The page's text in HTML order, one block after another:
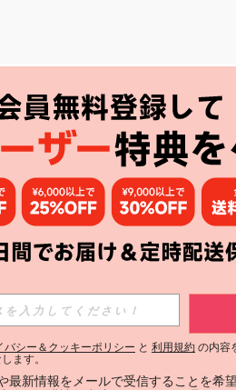
アプリ
バシー＆クッキーポリシー と 利用規約 の内容
ます。
最新情報をメールで受信することを希